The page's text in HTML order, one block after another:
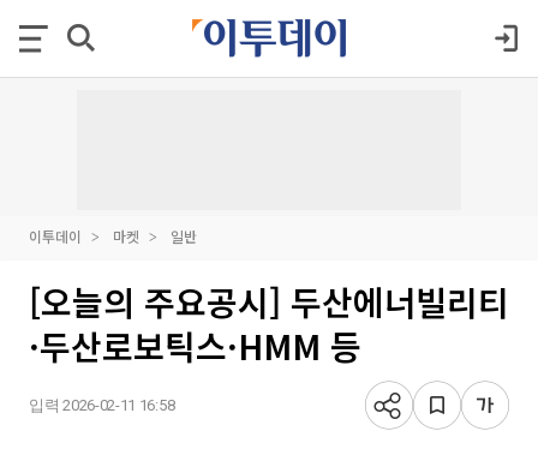
이투데이 마켓 일반
[오늘의 주요공시] 두산에너빌리티
·두산로보틱스·HMM 등
입력 2026-02-11 16:58